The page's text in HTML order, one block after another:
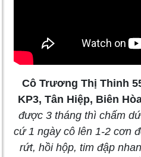
Cô Trương Thị Thinh
KP3, Tân Hiệp, Biên
được 3 tháng thì chấm
cứ 1 ngày cô lên 1-2 cơn
rứt, hồi hộp, tim đập